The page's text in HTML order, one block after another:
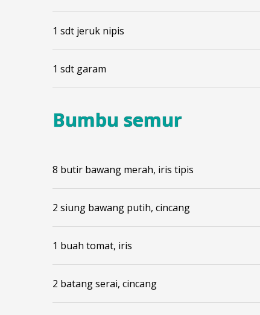
1 sdt jeruk nipis
1 sdt garam
Bumbu semur
8 butir bawang merah, iris tipis
2 siung bawang putih, cincang
1 buah tomat, iris
2 batang serai, cincang